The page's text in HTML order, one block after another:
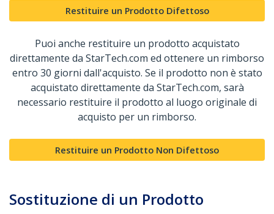
Restituire un Prodotto Difettoso
Puoi anche restituire un prodotto acquistato
direttamente da StarTech.com ed ottenere un rimborso
entro 30 giorni dall'acquisto. Se il prodotto non è stato
acquistato direttamente da StarTech.com, sarà
necessario restituire il prodotto al luogo originale di
acquisto per un rimborso.
Restituire un Prodotto Non Difettoso
Sostituzione di un Prodotto